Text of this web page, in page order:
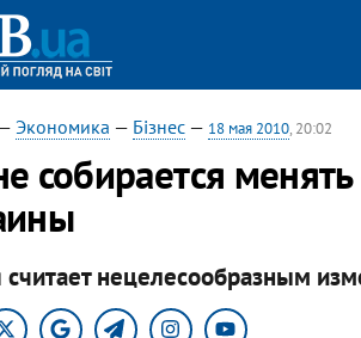
Экономика — Бізнес— 18 мая 2010, 20:02
собирается
считает нецелесообразным